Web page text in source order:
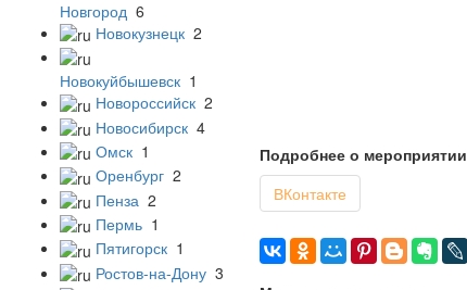
Новгород 6
Новокузнецк 2
Новокуйбышевск 1
Новороссийск 2
Новосибирск 4
Омск 1
Оренбург 2
Пенза 2
Пермь 1
Пятигорск 1
Ростов-на-Дону 3
Подробнее о мероприятии
ВКонтакте